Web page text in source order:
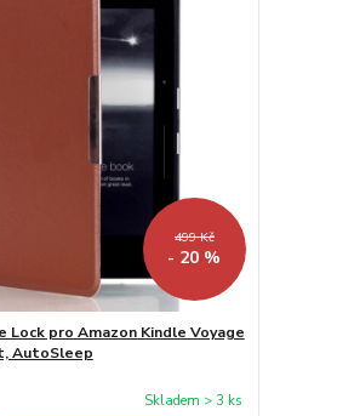
499 Kč
- 20 %
Lock pro Amazon Kindle Voyage
AutoSleep
Skladem > 3 ks